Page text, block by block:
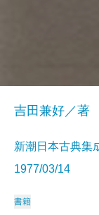
吉田兼好／著
新潮日本古典
1977/03/14
書籍